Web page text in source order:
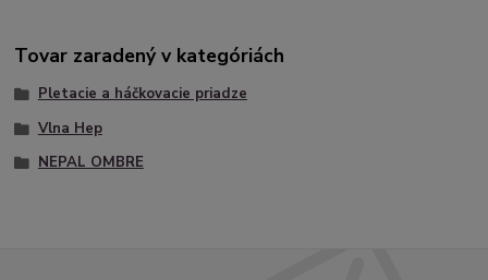
Tovar zaradený v kategóriách
Pletacie a háčkovacie priadze
Vlna Hep
NEPAL OMBRE